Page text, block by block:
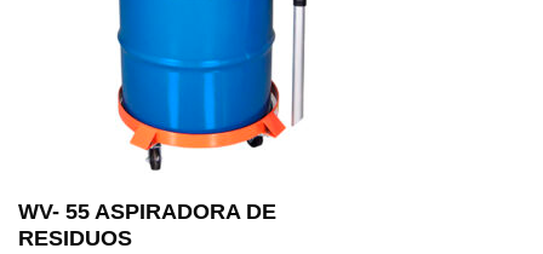
WV- 55 ASPIRADORA DE
RESIDUOS